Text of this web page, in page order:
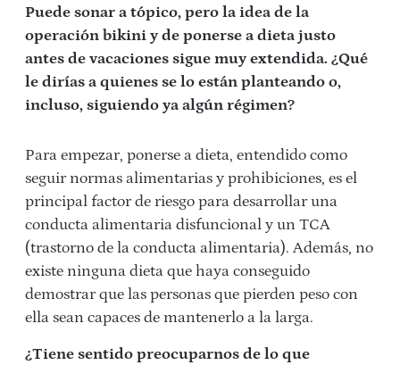
Puede sonar a tópico, pero la idea de la
operación bikini y de ponerse a dieta justo
antes de vacaciones sigue muy extendida. ¿Qué
le dirías a quienes se lo están planteando o,
incluso, siguiendo ya algún régimen?
Para empezar, ponerse a dieta, entendido como
seguir normas alimentarias y prohibiciones, es el
principal factor de riesgo para desarrollar una
conducta alimentaria disfuncional y un TCA
(trastorno de la conducta alimentaria). Además, no
existe ninguna dieta que haya conseguido
demostrar que las personas que pierden peso con
ella sean capaces de mantenerlo a la larga.
¿Tiene sentido preocuparnos de lo que